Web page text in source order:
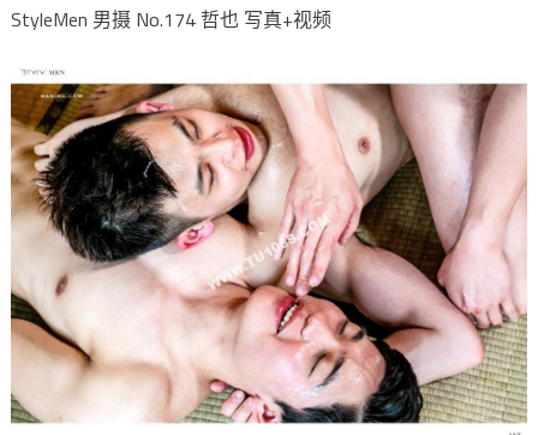
StyleMen 男摄 No.174 哲也 写真+视频